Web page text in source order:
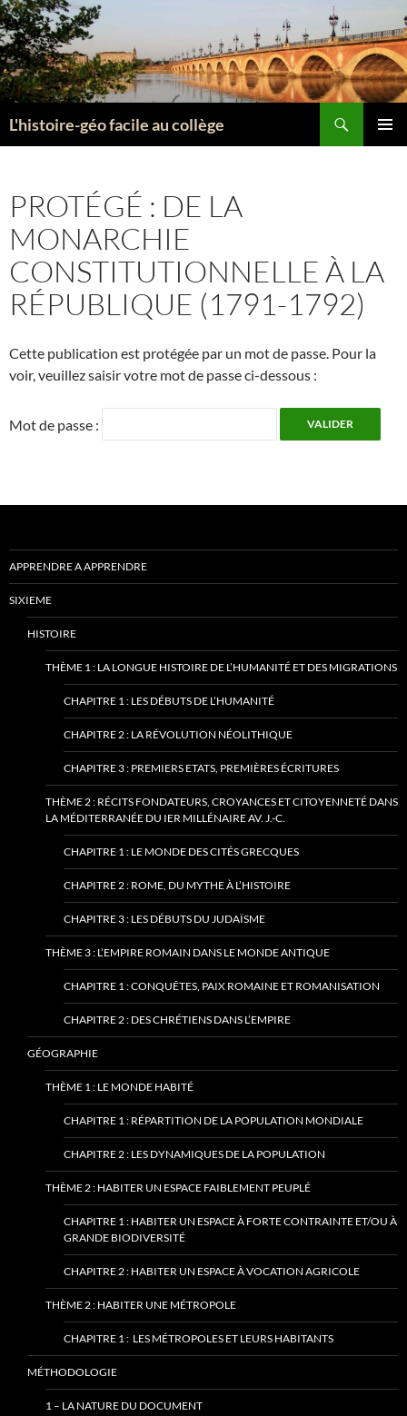
Aller
au
contenu
L'histoire-géo facile au collège
PROTÉGÉ : DE LA
MONARCHIE
CONSTITUTIONNELLE À LA
RÉPUBLIQUE (1791-1792)
Cette publication est protégée par un mot de passe. Pour la
voir, veuillez saisir votre mot de passe ci-dessous :
Mot de passe :
APPRENDRE A APPRENDRE
SIXIEME
HISTOIRE
THÈME 1 : LA LONGUE HISTOIRE DE L’HUMANITÉ ET DES MIGRATIONS
CHAPITRE 1 : LES DÉBUTS DE L’HUMANITÉ
CHAPITRE 2 : LA RÉVOLUTION NÉOLITHIQUE
CHAPITRE 3 : PREMIERS ETATS, PREMIÈRES ÉCRITURES
THÈME 2 : RÉCITS FONDATEURS, CROYANCES ET CITOYENNETÉ DANS
LA MÉDITERRANÉE DU IER MILLÉNAIRE AV. J.-C.
CHAPITRE 1 : LE MONDE DES CITÉS GRECQUES
CHAPITRE 2 : ROME, DU MYTHE À L’HISTOIRE
CHAPITRE 3 : LES DÉBUTS DU JUDAÏSME
THÈME 3 : L’EMPIRE ROMAIN DANS LE MONDE ANTIQUE
CHAPITRE 1 : CONQUÊTES, PAIX ROMAINE ET ROMANISATION
CHAPITRE 2 : DES CHRÉTIENS DANS L’EMPIRE
GÉOGRAPHIE
THÈME 1 : LE MONDE HABITÉ
CHAPITRE 1 : RÉPARTITION DE LA POPULATION MONDIALE
CHAPITRE 2 : LES DYNAMIQUES DE LA POPULATION
THÈME 2 : HABITER UN ESPACE FAIBLEMENT PEUPLÉ
CHAPITRE 1 : HABITER UN ESPACE À FORTE CONTRAINTE ET/OU À
GRANDE BIODIVERSITÉ
CHAPITRE 2 : HABITER UN ESPACE À VOCATION AGRICOLE
THÈME 2 : HABITER UNE MÉTROPOLE
CHAPITRE 1 : LES MÉTROPOLES ET LEURS HABITANTS
MÉTHODOLOGIE
1 – LA NATURE DU DOCUMENT